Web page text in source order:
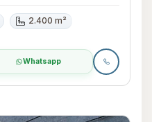
2.400 m²
Whatsapp